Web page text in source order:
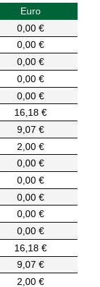
Euro
0,00 €
0,00 €
0,00 €
0,00 €
0,00 €
16,18 €
9,07 €
2,00 €
0,00 €
0,00 €
0,00 €
0,00 €
0,00 €
16,18 €
9,07 €
2,00 €